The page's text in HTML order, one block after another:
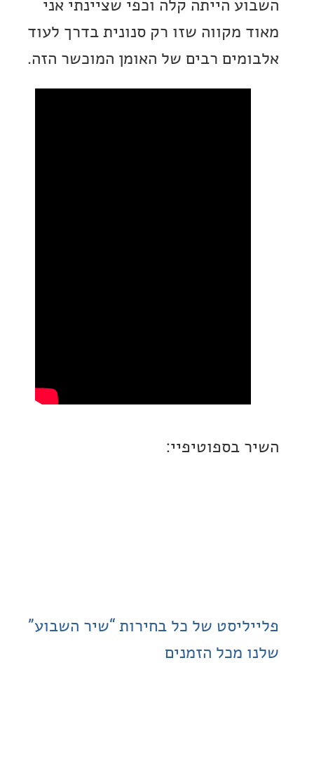
הייתה קלה וכפי שציינתי אני
מקווה שזו רק סנונית בדרך לעוד
רבים של האומן המוכשר הזה.
בספוטיפיי:
של כל בחירות “שיר השבוע”
מכל הזמנים